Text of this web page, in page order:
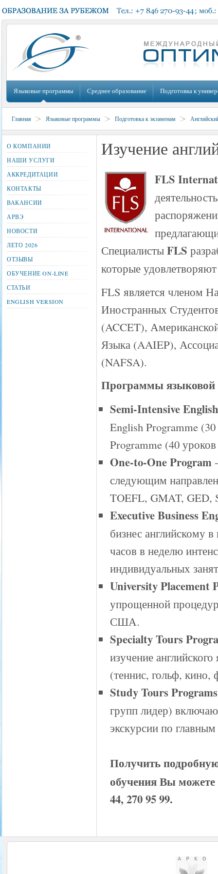
Языковые программы Среднее образование Подготовка к
Главная Языковые программы Подготовка к экзаменам
Изучение
FLS
Специалисты FLS
которые
FLS является членом
Иностранных
(ACCET),
Языка (AAIEP),
(NAFSA).
Программы языковой
Semi-Intensive
English Programme
Programme (40
One-to-One Program
следующим
TOEFL, GMAT, GED,
Executive Business
бизнес английскому
часов в неделю
индивидуальных
University Placement
упрощенной
США.
Specialty Tours
изучение
(теннис, гольф,
Study Tours Programs
групп лидер)
экскурсии по
Получить
обучения Вы
44, 270 95 99.
О КОМПАНИИ
НАШИ УСЛУГИ
АККРЕДИТАЦИИ
КОНТАКТЫ
ВАКАНСИИ
АРВЭ
НОВОСТИ
ЛЕТО 2026
ОТЗЫВЫ
ОБУЧЕНИЕ ON-LINE
СТАТЬИ
ENGLISH VERSION